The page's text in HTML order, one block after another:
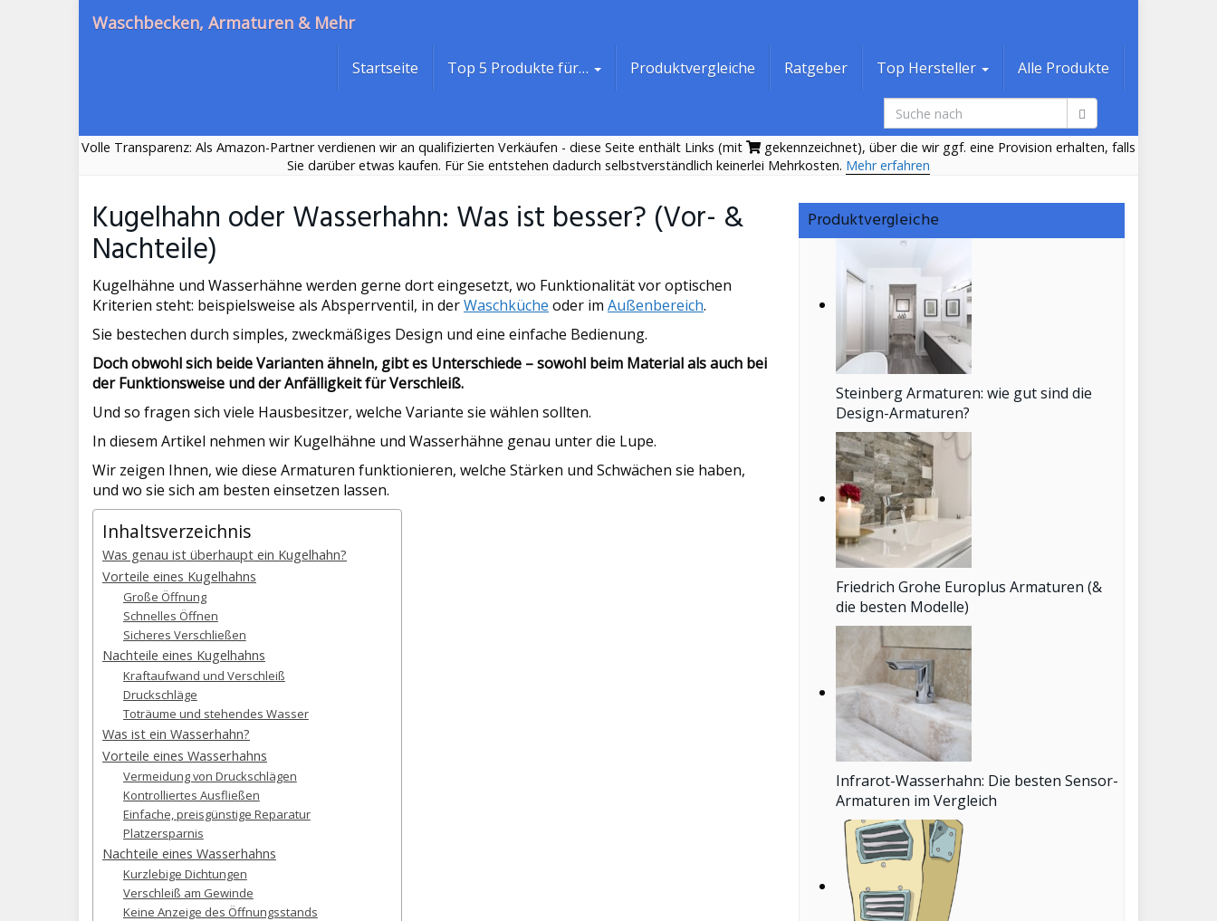
Waschbecken, Armaturen & Mehr
Startseite Top 5 Produkte für… Produktvergleiche Ratgeber Top Hersteller Alle Produkte
Volle Transparenz: Als Amazon-Partner verdienen wir an qualifizierten Verkäufen - diese Seite enthält Links (mit
gekennzeichnet), über die wir ggf. eine Provision erhalten, falls
Sie darüber etwas kaufen. Für Sie entstehen dadurch selbstverständlich keinerlei Mehrkosten. Mehr erfahren
Kugelhahn oder Wasserhahn: Was ist besser? (Vor- &
Nachteile)
Kugelhähne und Wasserhähne werden gerne dort eingesetzt, wo Funktionalität vor optischen
Kriterien steht: beispielsweise als Absperrventil, in derWaschküche oder im Außenbereich.
Sie bestechen durch simples, zweckmäßiges Design und eine einfache Bedienung.
Doch obwohl sich beide Varianten ähneln, gibt es Unterschiede – sowohl beim Material als auch bei
der Funktionsweise und der Anfälligkeit für Verschleiß.
Und so fragen sich viele Hausbesitzer, welche Variante sie wählen sollten.
In diesem Artikel nehmen wir Kugelhähne und Wasserhähne genau unter die Lupe.
Wir zeigen Ihnen, wie diese Armaturen funktionieren, welche Stärken und Schwächen sie haben,
und wo sie sich am besten einsetzen lassen.
Inhaltsverzeichnis
Was genau ist überhaupt ein Kugelhahn?
Vorteile eines Kugelhahns
Große Öffnung
Schnelles Öffnen
Sicheres Verschließen
Nachteile eines Kugelhahns
Kraftaufwand und Verschleiß
Druckschläge
Toträume und stehendes Wasser
Was ist ein Wasserhahn?
Vorteile eines Wasserhahns
Vermeidung von Druckschlägen
Kontrolliertes Ausfließen
Einfache, preisgünstige Reparatur
Platzersparnis
Nachteile eines Wasserhahns
Kurzlebige Dichtungen
Verschleiß am Gewinde
Keine Anzeige des Öffnungsstands
Produktvergleiche
Steinberg Armaturen: wie gut sind die
Design-Armaturen?
Friedrich Grohe Europlus Armaturen (&
die besten Modelle)
Infrarot-Wasserhahn: Die besten Sensor-
Armaturen im Vergleich